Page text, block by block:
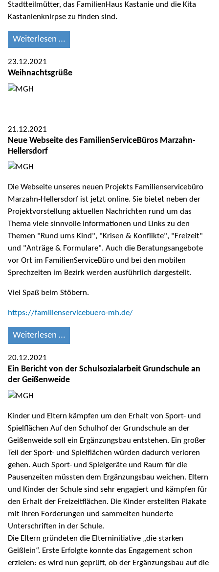
Stadtteilmütter, das FamilienHaus Kastanie und die Kita
Kastanienknirpse zu finden sind.
Weiterlesen …
23.12.2021
Weihnachtsgrüße
21.12.2021
Neue Webseite des FamilienServiceBüros Marzahn-
Hellersdorf
Die Webseite unseres neuen Projekts Familienservicebüro
Marzahn-Hellersdorf ist jetzt online. Sie bietet neben der
Projektvorstellung aktuellen Nachrichten rund um das
Thema viele sinnvolle Informationen und Links zu den
Themen "Rund ums Kind", "Krisen & Konflikte", "Freizeit"
und "Anträge & Formulare". Auch die Beratungsangebote
vor Ort im FamilienServiceBüro und bei den mobilen
Sprechzeiten im Bezirk werden ausführlich dargestellt.
Viel Spaß beim Stöbern.
https://familienservicebuero-mh.de/
Weiterlesen …
20.12.2021
Ein Bericht von der Schulsozialarbeit Grundschule an
der Geißenweide
Kinder und Eltern kämpfen um den Erhalt von Sport- und
Spielflächen Auf den Schulhof der Grundschule an der
Geißenweide soll ein Ergänzungsbau entstehen. Ein großer
Teil der Sport- und Spielflächen würden dadurch verloren
gehen. Auch Sport- und Spielgeräte und Raum für die
Pausenzeiten müssten dem Ergänzungsbau weichen. Eltern
und Kinder der Schule sind sehr engagiert und kämpfen für
den Erhalt der Freizeitflächen. Die Kinder erstellten Plakate
mit ihren Forderungen und sammelten hunderte
Unterschriften in der Schule.
Die Eltern gründeten die Elterninitiative „die starken
Geißlein“. Erste Erfolgte konnte das Engagement schon
erzielen: es wird nun geprüft, ob der Ergänzungsbau auf die